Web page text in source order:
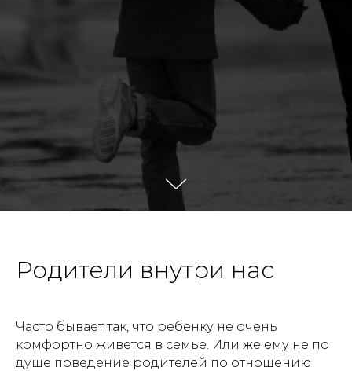
Родители внутри нас
Часто бывает так, что ребенку не очень
комфортно живется в семье. Или же ему не по
душе поведение родителей по отношению